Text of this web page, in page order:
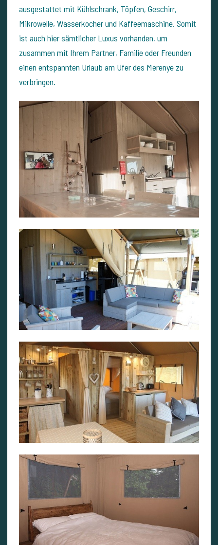
ausgestattet mit Kühlschrank, Töpfen, Geschirr,
Mikrowelle, Wasserkocher und Kaffeemaschine. Somit
ist auch hier sämtlicher Luxus vorhanden, um
zusammen mit Ihrem Partner, Familie oder Freunden
einen entspannten Urlaub am Ufer des Merenye zu
verbringen.